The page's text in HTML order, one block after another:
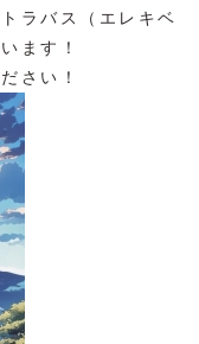
ラバス（エレキベ
ます！
さい！